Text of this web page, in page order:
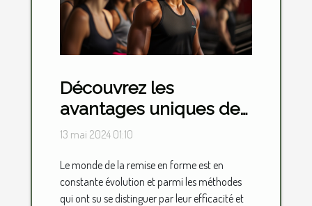
Découvrez les
avantages uniques de
l'entraînement CrossFit
condition physique
générale
13 mai 2024 01:10
Le monde de la remise en forme est en
constante évolution et parmi les méthodes
qui ont su se distinguer par leur efficacité et